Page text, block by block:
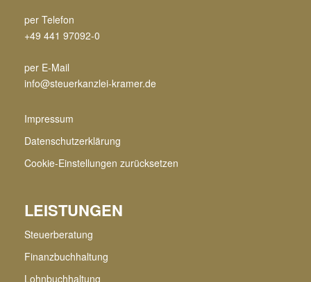
per Telefon
+49 441 97092-0
per E-Mail
info@steuerkanzlei-kramer.de
Impressum
Datenschutzerklärung
Cookie-Einstellungen zurücksetzen
LEISTUNGEN
Steuerberatung
Finanzbuchhaltung
Lohnbuchhaltung